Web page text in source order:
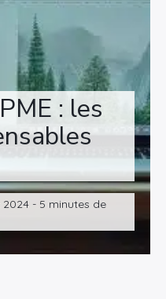
: les
- 5 minutes de